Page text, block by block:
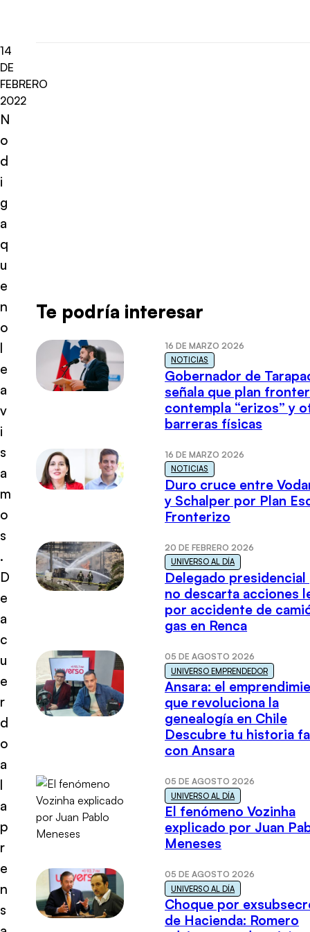
14
DE
FEBRERO
2022
N
o
d
i
g
a
q
u
e
n
o
l
e
a
v
i
s
a
m
o
s
.
D
e
a
c
u
e
r
d
o
a
l
a
p
r
e
n
s
Te podría interesar
16 DE MARZO 2026
NOTICIAS
Gobernador de
señala que plan
contempla “erizos” y
barreras físicas
16 DE MARZO 2026
NOTICIAS
Duro cruce entre
y Schalper por Plan
Fronterizo
20 DE FEBRERO 2026
UNIVERSO AL DÍA
Delegado presidencial
no descarta acciones
por accidente de
gas en Renca
05 DE AGOSTO 2026
UNIVERSO EMPRENDEDOR
Ansara: el
que revoluciona la
genealogía en Chile
Descubre tu historia
con Ansara
05 DE AGOSTO 2026
UNIVERSO AL DÍA
El fenómeno Vozinha
explicado por Juan
Meneses
05 DE AGOSTO 2026
UNIVERSO AL DÍA
Choque por
de Hacienda: Romero